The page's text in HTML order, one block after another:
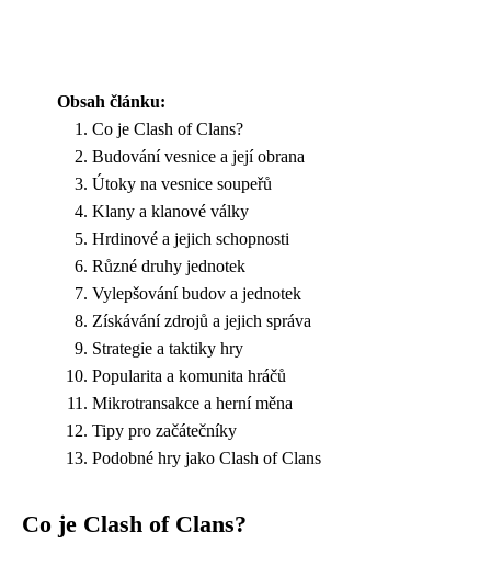
Obsah článku:
Co je Clash of Clans?
Budování vesnice a její obrana
Útoky na vesnice soupeřů
Klany a klanové války
Hrdinové a jejich schopnosti
Různé druhy jednotek
Vylepšování budov a jednotek
Získávání zdrojů a jejich správa
Strategie a taktiky hry
Popularita a komunita hráčů
Mikrotransakce a herní měna
Tipy pro začátečníky
Podobné hry jako Clash of Clans
Co je Clash of Clans?